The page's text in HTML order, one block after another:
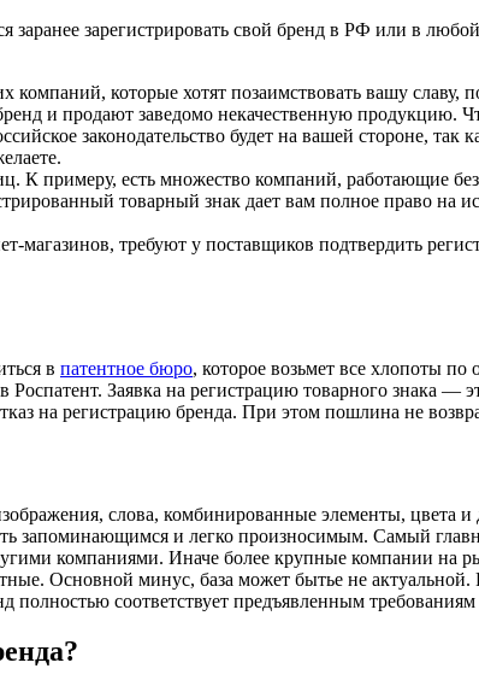
зарегистрировать свой бренд в РФ или в
компаний, которые хотят позаимствовать вашу
и продают заведомо некачественную продукцию.
законодательство будет на вашей стороне, так
К примеру, есть множество компаний, работающие
товарный знак дает вам полное право на
магазинов, требуют у поставщиков подтвердить
в патентное бюро, которое возьмет все хлопоты
Роспатент. Заявка на регистрацию товарного знака
на регистрацию бренда. При этом пошлина не
слова, комбинированные элементы,
запоминающимся и легко произносимым. Самый
компаниями. Иначе более крупные компании на
Основной минус, база может бытье не
полностью соответствует предъявленным требованиям